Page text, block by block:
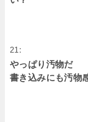
21:
やっぱり汚物だ
書き込みにも汚物